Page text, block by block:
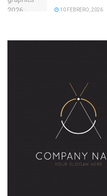
10 FEBRERO, 2026